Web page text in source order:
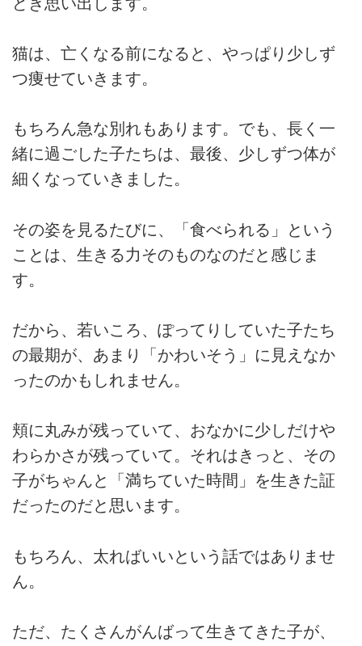
猫は、亡くなる前になると、やっぱり少しず
つ痩せていきます。
もちろん急な別れもあります。でも、長く一
緒に過ごした子たちは、最後、少しずつ体が
細くなっていきました。
その姿を見るたびに、「食べられる」という
ことは、生きる力そのものなのだと感じま
す。
だから、若いころ、ぽってりしていた子たち
の最期が、あまり「かわいそう」に見えなか
ったのかもしれません。
頬に丸みが残っていて、おなかに少しだけや
わらかさが残っていて。それはきっと、その
子がちゃんと「満ちていた時間」を生きた証
だったのだと思います。
もちろん、太ればいいという話ではありませ
ん。
ただ、たくさんがんばって生きてきた子が、